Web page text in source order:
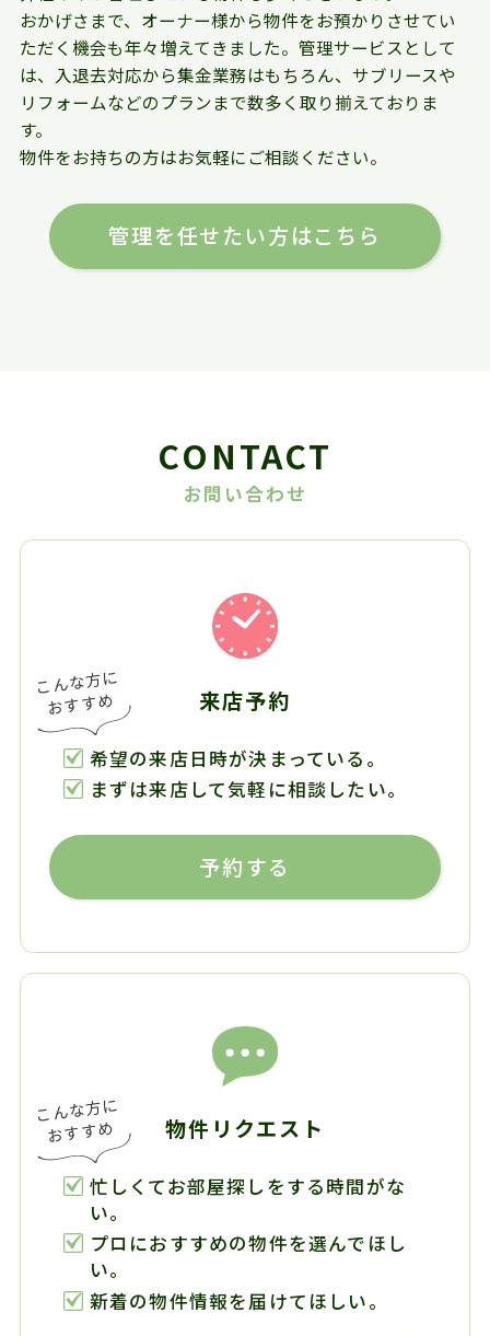
おかげさまで、オーナー様から物件をお預かりさせてい
ただく機会も年々増えてきました。管理サービスとして
は、入退去対応から集金業務はもちろん、サブリースや
リフォームなどのプランまで数多く取り揃えておりま
す。
物件をお持ちの方はお気軽にご相談ください。
管理を任せたい方はこちら
CONTACT
お問い合わせ
来店予約
希望の来店日時が決まっている。
まずは来店して気軽に相談したい。
予約する
物件リクエスト
忙しくてお部屋探しをする時間がな
い。
プロにおすすめの物件を選んでほし
い。
新着の物件情報を届けてほしい。